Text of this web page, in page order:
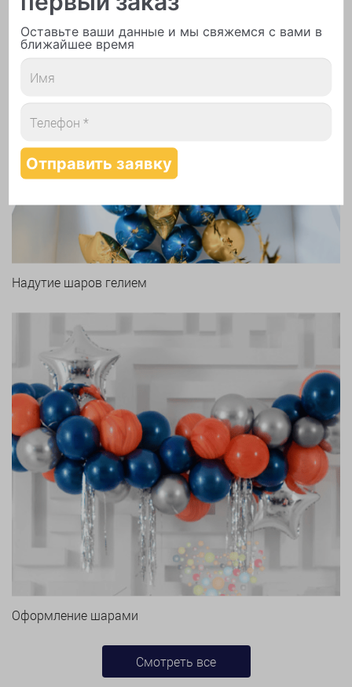
Печать логотипа
Арки и гирлянды из шаров
Надутие шаров гелием
Оформление шарами
Смотреть все
Оставьте ваши данные и мы свяжемся с вами в
ближайшее время